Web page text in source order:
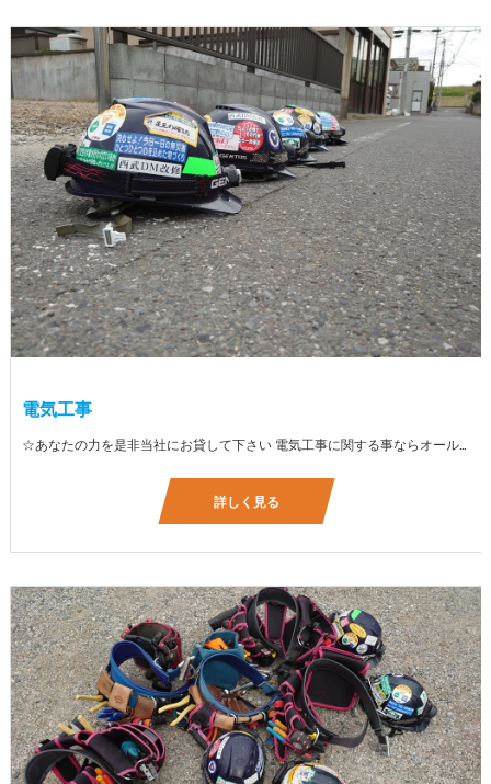
電気工事
☆あなたの力を是非当社にお貸して下さい 電気工事に関する事ならオールマイティに対応しております（室内配線・室外配線、スイッチコンセント取付け、照明器具取付け、配電盤取付け、エアコン取付け、LANケーブル配線、アンテナ取付けなど） 【工具支給致します】 また新品工具と新品作業服を完全支給を致します。 高品質の作業服と工具入社してくれた方には支給致します♪
詳しく見る